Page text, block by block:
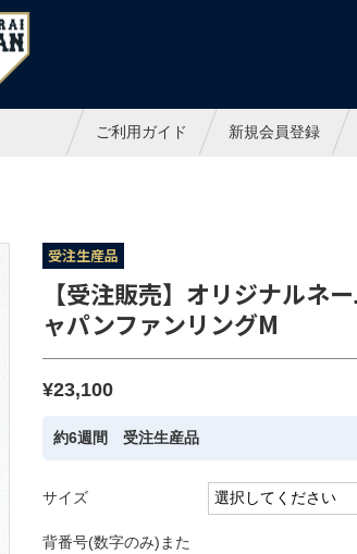
オンラインショップ
ご利用ガイド 新規会員登録
受注生産品
【受注販売】オリジナルネ
ャパンファンリングM
¥23,100
約6週間 受注生産品
サイズ
背番号(数字のみ)また